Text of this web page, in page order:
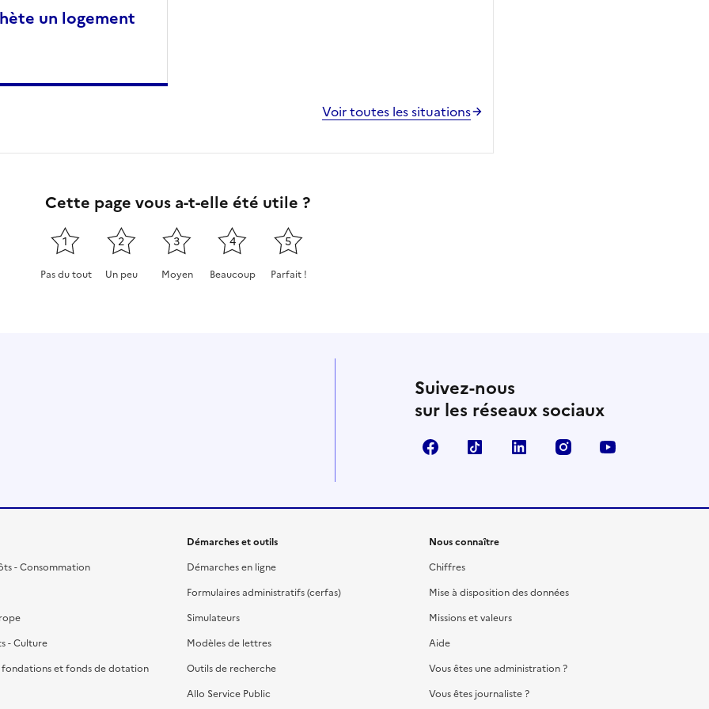
un logement
Voir toutes les situations
Cette page vous a-t-elle été utile ?
1
Pas du tout
2
Un peu
3
Moyen
4
Beaucoup
5
Parfait !
Suivez-nous
sur les réseaux sociaux
FacebookTikTok LinkedIn Instagram
- Consommation
- Culture
fondations et fonds de dotation
Démarches et outils
Démarches en ligne
Formulaires administratifs (cerfas)
Simulateurs
Modèles de lettres
Outils de recherche
Allo Service Public
Nous connaître
Chiffres
Mise à disposition des données
Missions et valeurs
Aide
Vous êtes une administration ?
Vous êtes journaliste ?